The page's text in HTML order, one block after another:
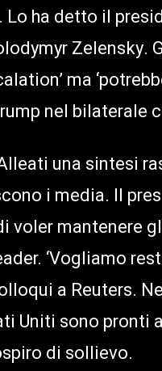
ha detto il
Zelensky.
ma
nel bilaterale
una sintesi
i media. Il
mantenere
‘Vogliamo
a Reuters.
Uniti sono pronti
di sollievo.